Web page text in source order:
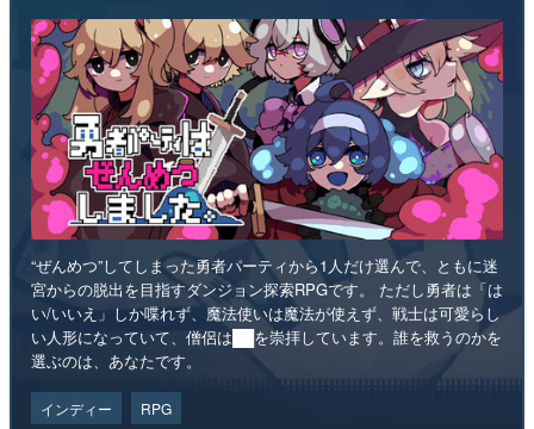
“ぜんめつ”してしまった勇者パーティから1人だけ選んで、ともに迷
宮からの脱出を目指すダンジョン探索RPGです。 ただし勇者は「は
い/いいえ」しか喋れず、魔法使いは魔法が使えず、戦士は可愛らし
い人形になっていて、僧侶は██を崇拝しています。誰を救うのかを
選ぶのは、あなたです。
インディー RPG